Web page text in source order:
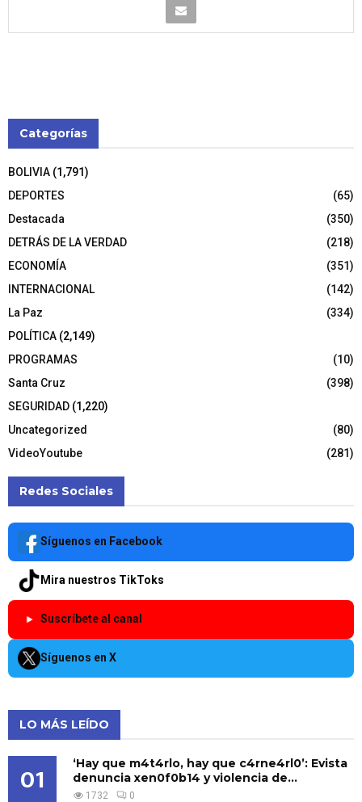
Categorías
BOLIVIA (1,791)
DEPORTES
(65)
Destacada
(350)
DETRÁS DE LA VERDAD
(218)
ECONOMÍA
(351)
INTERNACIONAL
(142)
La Paz
(334)
POLÍTICA (2,149)
PROGRAMAS
(10)
Santa Cruz
(398)
SEGURIDAD (1,220)
Uncategorized
(80)
VideoYoutube
(281)
Redes Sociales
Síguenos en Facebook
Mira nuestros TikToks
Suscríbete al canal
Síguenos en X
LO MÁS LEÍDO
01
‘Hay que m4t4rlo, hay que c4rne4rl0’: Evista
denuncia xen0f0b14 y violencia de...
1732 0